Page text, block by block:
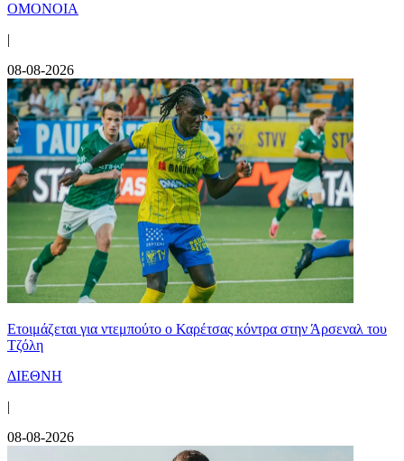
ΟΜΟΝΟΙΑ
|
08-08-2026
Ετοιμάζεται για ντεμπούτο ο Καρέτσας κόντρα στην Άρσεναλ του
Τζόλη
ΔΙΕΘΝΗ
|
08-08-2026